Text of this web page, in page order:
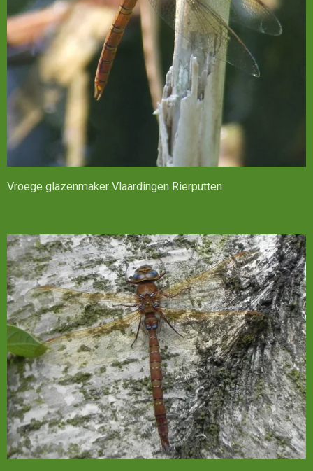
Vroege glazenmaker Vlaardingen Rierputten